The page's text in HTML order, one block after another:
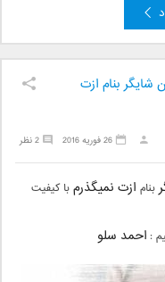
بنام ازت
2 نظر 26 فوریه 2016
بنام ازت نمیگذرمبا کیفیت
:احمد سلو